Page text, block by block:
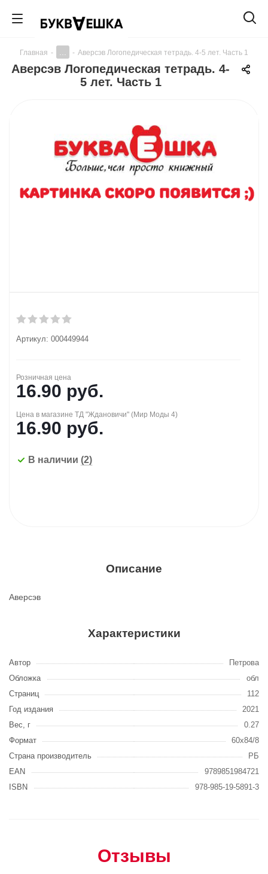
Главная - - Аверсэв Логопедическая тетрадь. 4-5 лет. Часть 1
Аверсэв Логопедическая тетрадь. 4-
5 лет. Часть 1
Артикул: 000449944
Розничная цена
16.90 руб.
Цена в магазине ТД "Ждановичи" (Мир Моды 4)
16.90 руб.
В наличии (2)
Описание
Аверсэв
Характеристики
Автор
Петрова
Обложка
обл
Страниц
112
Год издания
2021
Вес, г
0.27
Формат
60х84/8
Страна производитель
РБ
EAN
9789851984721
ISBN
978-985-19-5891-3
Отзывы